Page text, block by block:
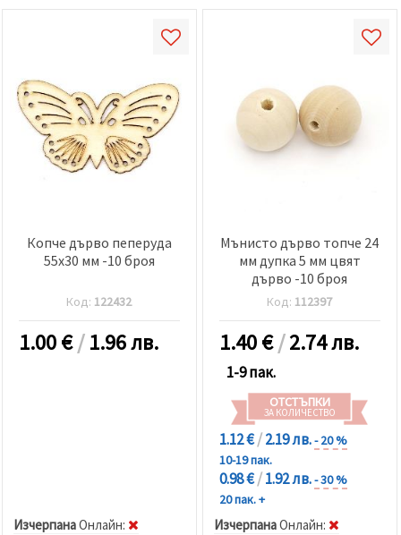
Копче дърво пеперуда
55x30 мм -10 броя
Код: 122432
1.00€/1.96 лв.
ИзчерпанаOнлайн:
Мънисто дърво топче 24
мм дупка 5 мм цвят
дърво -10 броя
Код: 112397
1.40€/2.74 лв.
1-9 пак.
ОТСТЪПКИ
ЗА КОЛИЧЕСТВО
1.12 €/2.19 лв.- 20 %
10-19 пак.
0.98 €/1.92 лв.- 30 %
20 пак. +
ИзчерпанаOнлайн: